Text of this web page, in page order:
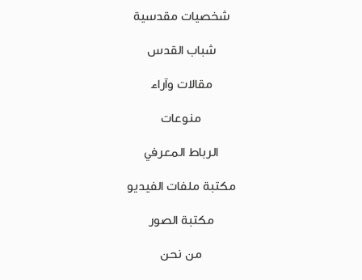
شخصيات مقدسية
شباب القدس
مقالات وآراء
منوعات
الرباط المعرفي
مكتبة ملفات الفيديو
مكتبة الصور
من نحن